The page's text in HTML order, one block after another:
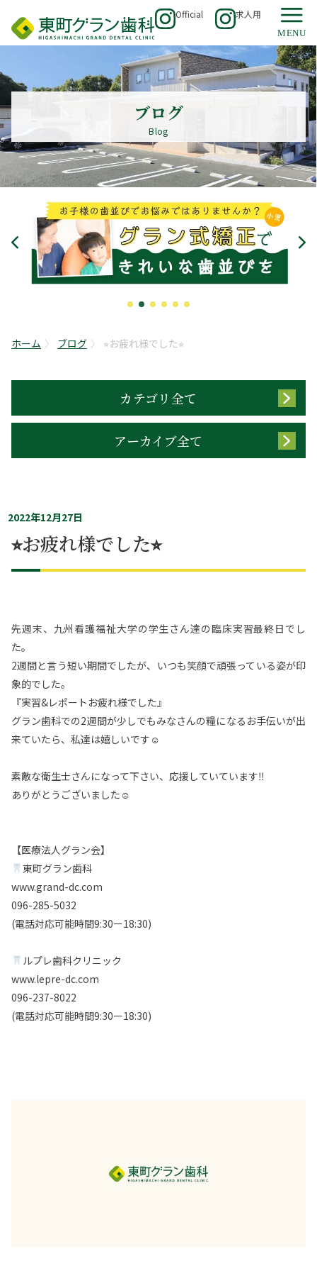
Official 求人用
ブログ
Blog
ホーム ブログ ⭐︎お疲れ様でした⭐︎
カテゴリ全て
アーカイブ全て
2022年12月27日
⭐︎お疲れ様でした⭐︎
先週末、九州看護福祉大学の学生さん達の臨床実習最終日でし
た。
2週間と言う短い期間でしたが、いつも笑顔で頑張っている姿が印
象的でした。
『実習&レポートお疲れ様でした』
グラン歯科での2週間が少しでもみなさんの糧になるお手伝いが出
来ていたら、私達は嬉しいです☺︎
素敵な衛生士さんになって下さい、応援していています‼︎
ありがとうございました☺︎
【医療法人グラン会】
東町グラン歯科
www.grand-dc.com
096-285-5032
(電話対応可能時間9:30ー18:30)
ルプレ歯科クリニック
www.lepre-dc.com
096-237-8022
(電話対応可能時間9:30ー18:30)